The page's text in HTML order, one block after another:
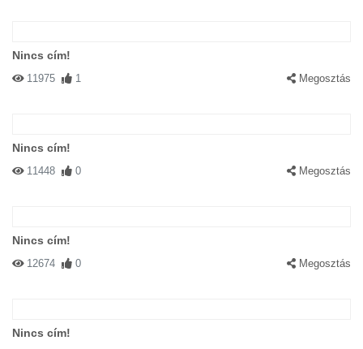
Nincs cím!
11975 1 Megosztás
Nincs cím!
11448 0 Megosztás
Nincs cím!
12674 0 Megosztás
Nincs cím!